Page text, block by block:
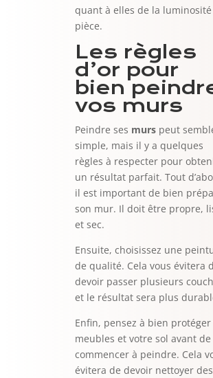
quant à elles de la luminosité
pièce.
Les règles
d’or pour
bien
vos murs
Peindre ses murspeut
simple, mais il y a quelques
règles à respecter pour
un résultat parfait. Tout
il est important de bien
son mur. Il doit être propre,
et sec.
Ensuite, choisissez une
de qualité. Cela vous évitera
devoir passer plusieurs
et le résultat sera plus
Enfin, pensez à bien protéger
meubles et votre sol avant de
commencer à peindre. Cela
évitera de devoir nettoyer des